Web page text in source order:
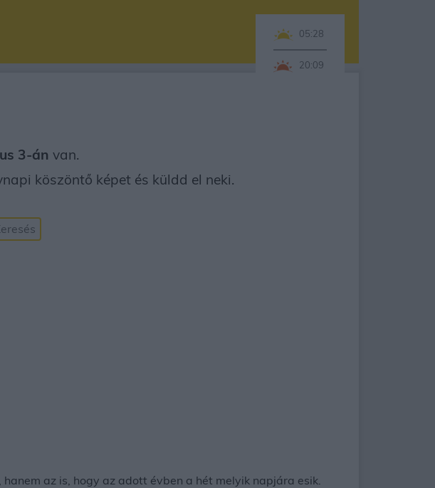
05:28
20:09
3-án van.
köszöntő képet és küldd el neki.
az is, hogy az adott évben a hét melyik napjára esik.